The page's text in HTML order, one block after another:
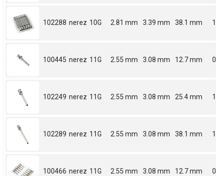
102288 nerez 10G 2.81 mm 3.39 mm 38.1 mm
100445 nerez 11G 2.55 mm 3.08 mm 12.7 mm
102249 nerez 11G 2.55 mm 3.08 mm 25.4 mm 1
102289 nerez 11G 2.55 mm 3.08 mm 38.1 mm
100466 nerez 11G 2.55 mm 3.08 mm 12.7 mm